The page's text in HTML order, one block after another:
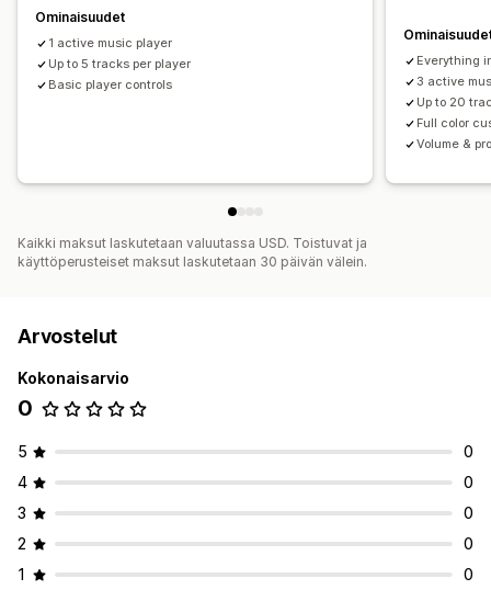
Ominaisuudet
1 active music player
Up to 5 tracks per player
Basic player controls
Everything
3 active
Up to 20
Full color
Volume &
Kaikki maksut laskutetaan valuutassa USD. Toistuvat ja
käyttöperusteiset maksut laskutetaan 30 päivän välein.
Arvostelut
Kokonaisarvio
0
5
0
4
0
3
0
2
0
1
0